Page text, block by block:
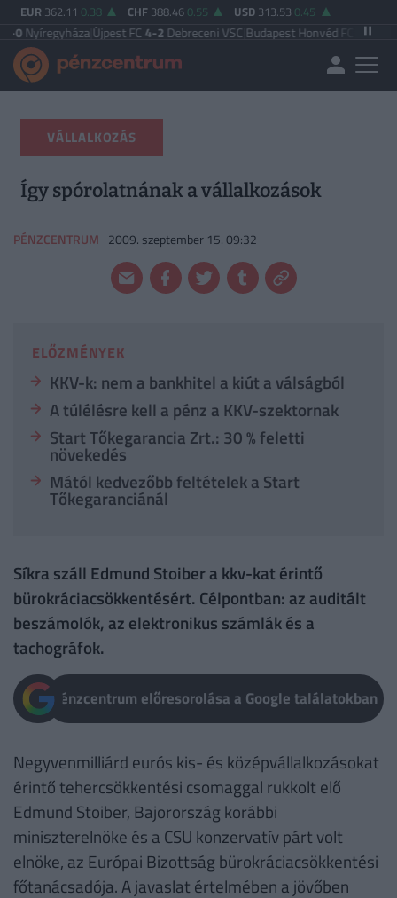
EUR 362.11 0.38 CHF 388.46 0.55 USD 313.53 0.45
|Újpest FC4-2Debreceni VSC|Budapest Honvéd FC3-3MTK
VÁLLALKOZÁS
Így spórolatnának a vállalkozások
PÉNZCENTRUM 2009. szeptember 15. 09:32
ELŐZMÉNYEK
KKV-k: nem a bankhitel a kiút a válságból
A túlélésre kell a pénz a KKV-szektornak
Start Tőkegarancia Zrt.: 30 % feletti
növekedés
Mától kedvezőbb feltételek a Start
Tőkegaranciánál
Síkra száll Edmund Stoiber a kkv-kat érintő
bürokráciacsökkentésért. Célpontban: az auditált
beszámolók, az elektronikus számlák és a
tachográfok.
Pénzcentrum előresorolása a Google találatokban
Negyvenmilliárd eurós kis- és középvállalkozásokat
érintő tehercsökkentési csomaggal rukkolt elő
Edmund Stoiber, Bajorország korábbi
miniszterelnöke és a CSU konzervatív párt volt
elnöke, az Európai Bizottság bürokráciacsökkentési
főtanácsadója. A javaslat értelmében a jövőben